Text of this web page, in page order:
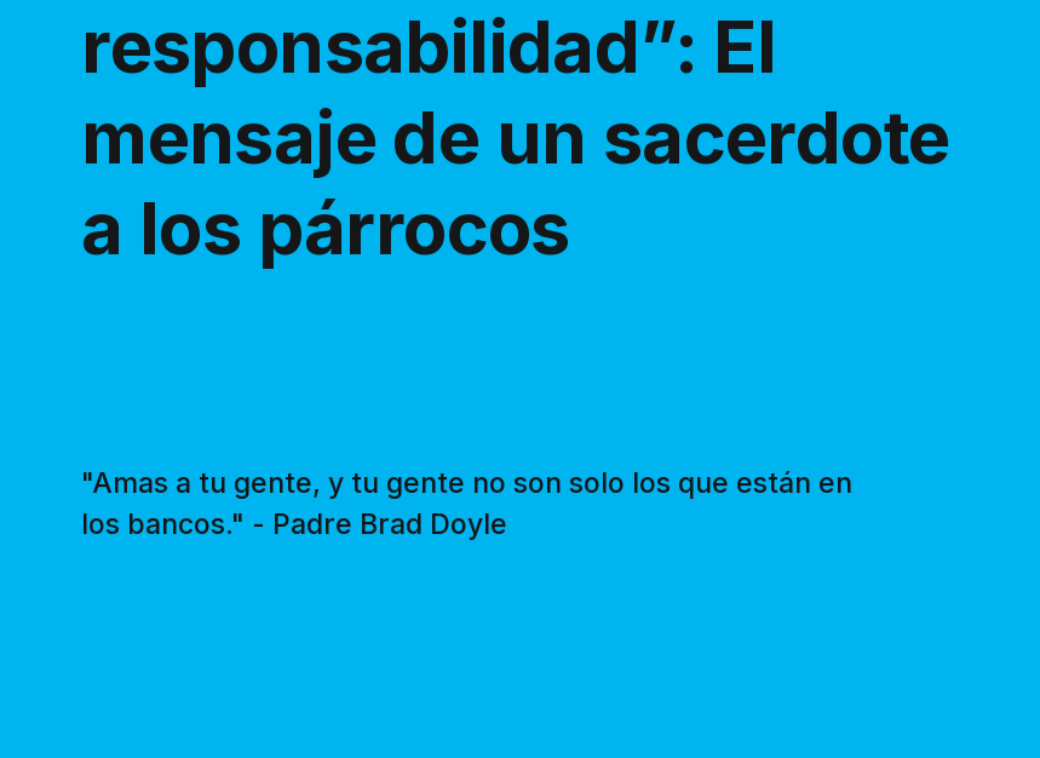
responsabilidad”: El
mensaje de un sacerdote
a los párrocos
"Amas a tu gente, y tu gente no son solo los que están en
los bancos." - Padre Brad Doyle